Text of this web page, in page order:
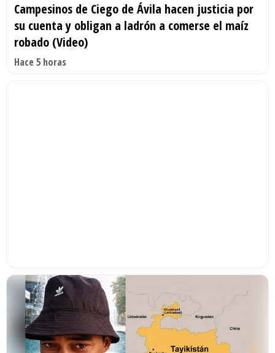
Campesinos de Ciego de Ávila hacen justicia por
su cuenta y obligan a ladrón a comerse el maíz
robado (Video)
Hace 5 horas